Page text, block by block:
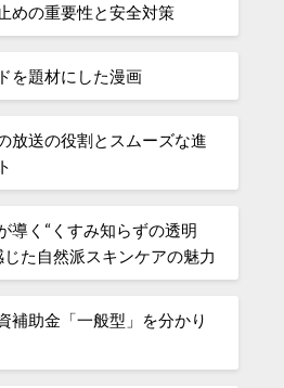
めの重要性と安全対策
を題材にした漫画
放送の役割とスムーズな進
導く“くすみ知らずの透明
た自然派スキンケアの魅力
補助金「一般型」を分かり